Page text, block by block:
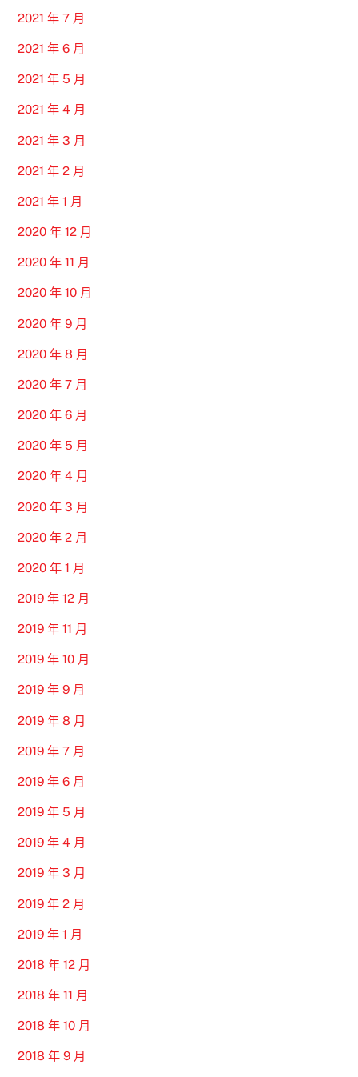
2021 年 7 月
2021 年 6 月
2021 年 5 月
2021 年 4 月
2021 年 3 月
2021 年 2 月
2021 年 1 月
2020 年 12 月
2020 年 11 月
2020 年 10 月
2020 年 9 月
2020 年 8 月
2020 年 7 月
2020 年 6 月
2020 年 5 月
2020 年 4 月
2020 年 3 月
2020 年 2 月
2020 年 1 月
2019 年 12 月
2019 年 11 月
2019 年 10 月
2019 年 9 月
2019 年 8 月
2019 年 7 月
2019 年 6 月
2019 年 5 月
2019 年 4 月
2019 年 3 月
2019 年 2 月
2019 年 1 月
2018 年 12 月
2018 年 11 月
2018 年 10 月
2018 年 9 月